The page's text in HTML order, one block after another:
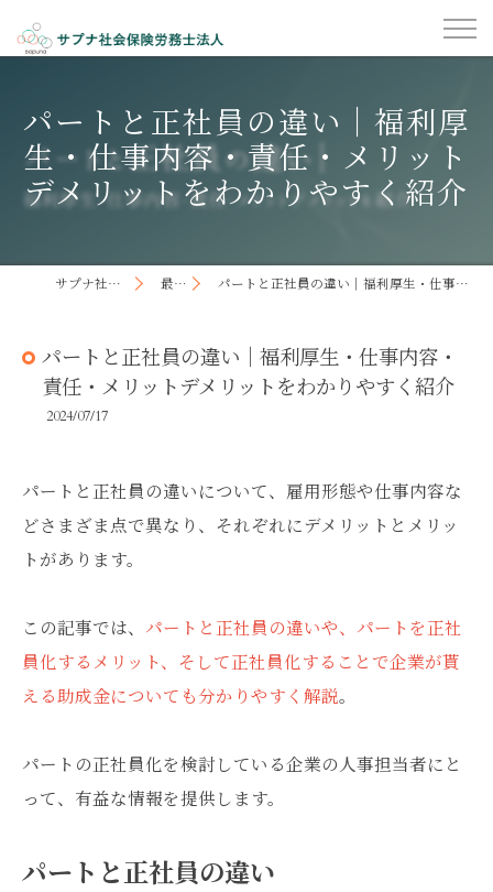
パートと正社員の違い｜福利厚
生・仕事内容・責任・メリット
デメリットをわかりやすく紹介
サプナ社会保険労務士法人 最新記事 パートと正社員の違い｜福利厚生・仕事内容・責任・メリットデメリットをわかりやすく紹介
パートと正社員の違い｜福利厚生・仕事内容・
責任・メリットデメリットをわかりやすく紹介
2024/07/17
パートと正社員の違いについて、雇用形態や仕事内容な
どさまざま点で異なり、それぞれにデメリットとメリッ
トがあります。
この記事では、 パートと正社員の違いや、パートを正社
員化するメリット、そして正社員化することで企業が貰
える助成金についても分かりやすく解説。
パートの正社員化を検討している企業の人事担当者にと
って、有益な情報を提供します。
パートと正社員の違い